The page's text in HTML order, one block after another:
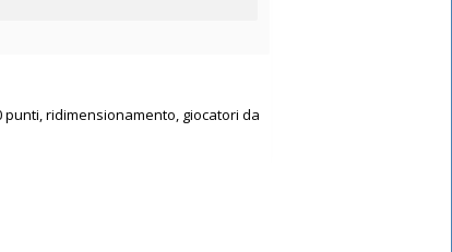
ridimensionamento, giocatori da